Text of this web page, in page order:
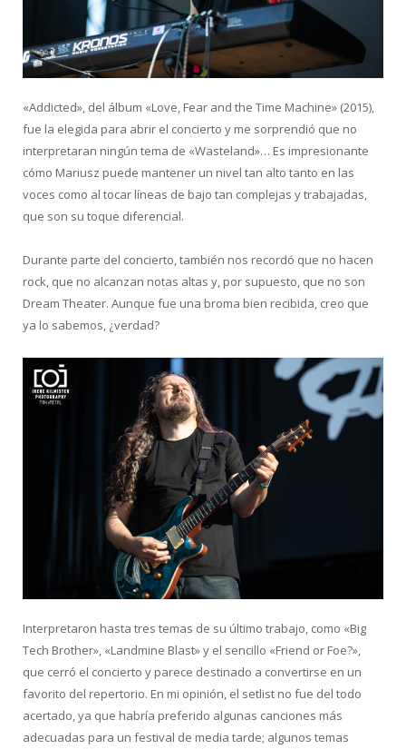
«Addicted», del álbum «Love, Fear and the Time Machine» (2015),
fue la elegida para abrir el concierto y me sorprendió que no
interpretaran ningún tema de «Wasteland»… Es impresionante
cómo Mariusz puede mantener un nivel tan alto tanto en las
voces como al tocar líneas de bajo tan complejas y trabajadas,
que son su toque diferencial.
Durante parte del concierto, también nos recordó que no hacen
rock, que no alcanzan notas altas y, por supuesto, que no son
Dream Theater. Aunque fue una broma bien recibida, creo que
ya lo sabemos, ¿verdad?
Interpretaron hasta tres temas de su último trabajo, como «Big
Tech Brother», «Landmine Blast» y el sencillo «Friend or Foe?»,
que cerró el concierto y parece destinado a convertirse en un
favorito del repertorio. En mi opinión, el setlist no fue del todo
acertado, ya que habría preferido algunas canciones más
adecuadas para un festival de media tarde; algunos temas